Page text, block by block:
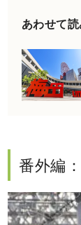
あわせて
番外編